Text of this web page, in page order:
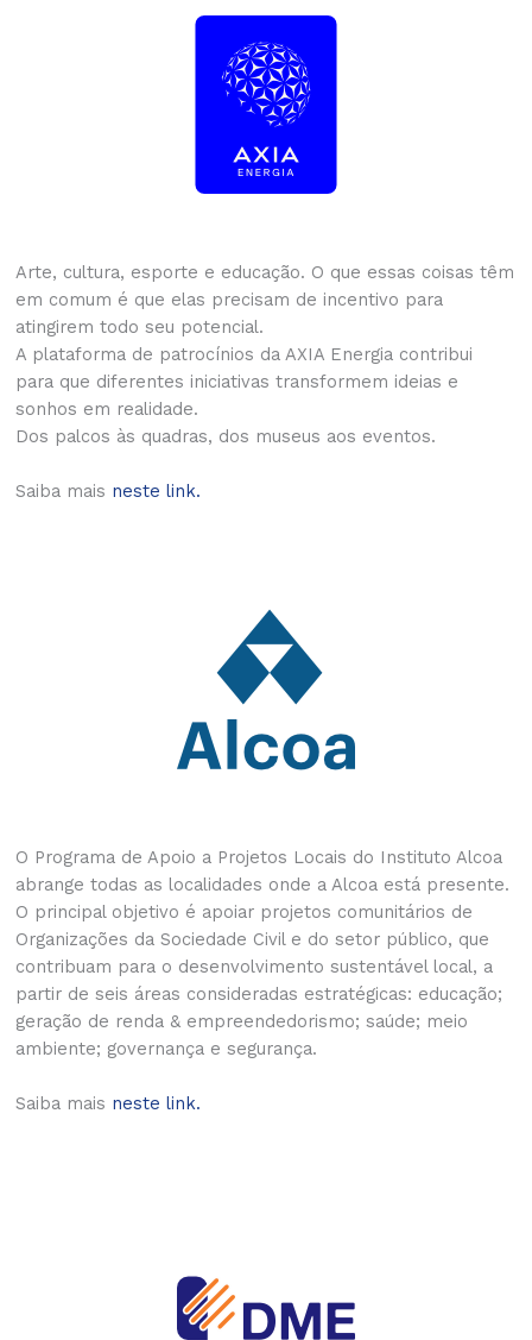
Arte, cultura, esporte e educação. O que essas coisas têm
em comum é que elas precisam de incentivo para
atingirem todo seu potencial.
A plataforma de patrocínios da AXIA Energia contribui
para que diferentes iniciativas transformem ideias e
sonhos em realidade.
Dos palcos às quadras, dos museus aos eventos.
Saiba mais neste link.
O Programa de Apoio a Projetos Locais do Instituto Alcoa
abrange todas as localidades onde a Alcoa está presente.
O principal objetivo é apoiar projetos comunitários de
Organizações da Sociedade Civil e do setor público, que
contribuam para o desenvolvimento sustentável local, a
partir de seis áreas consideradas estratégicas: educação;
geração de renda & empreendedorismo; saúde; meio
ambiente; governança e segurança.
Saiba mais neste link.